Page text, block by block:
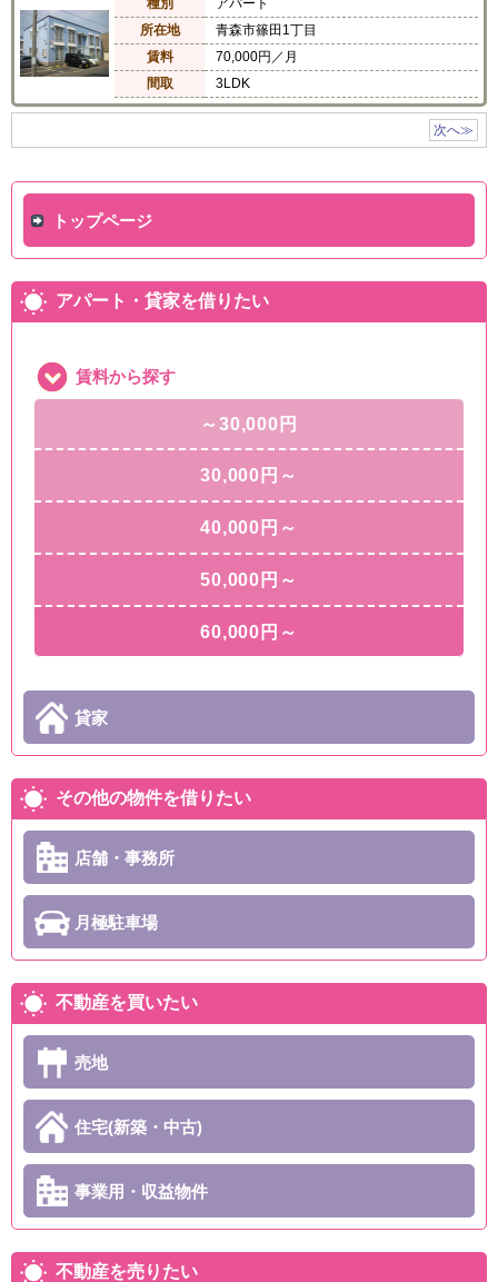
種別
アパート
所在地
青森市篠田1丁目
賃料
70,000円／月
間取
3LDK
次へ≫
トップページ
アパート・貸家を借りたい
賃料から探す
～30,000円
30,000円～
40,000円～
50,000円～
60,000円～
貸家
その他の物件を借りたい
店舗・事務所
月極駐車場
不動産を買いたい
売地
住宅(新築・中古)
事業用・収益物件
不動産を売りたい